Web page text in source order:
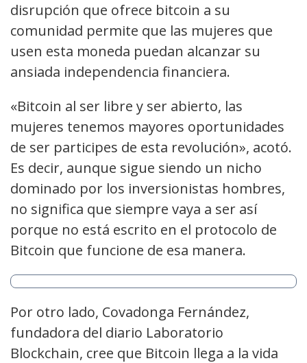
disrupción que ofrece bitcoin a su
comunidad permite que las mujeres que
usen esta moneda puedan alcanzar su
ansiada independencia financiera.
«Bitcoin al ser libre y ser abierto, las
mujeres tenemos mayores oportunidades
de ser participes de esta revolución», acotó.
Es decir, aunque sigue siendo un nicho
dominado por los inversionistas hombres,
no significa que siempre vaya a ser así
porque no está escrito en el protocolo de
Bitcoin que funcione de esa manera.
Por otro lado, Covadonga Fernández,
fundadora del diario Laboratorio
Blockchain, cree que Bitcoin llega a la vida